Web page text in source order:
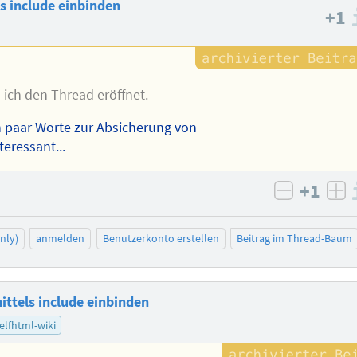
include einbinden +1
den Thread eröffnet.
Worte zur Absicherung von
negativ
+1
anmelden Benutzerkonto erstellen Beitrag im Thread-Baum
include einbinden
wiki